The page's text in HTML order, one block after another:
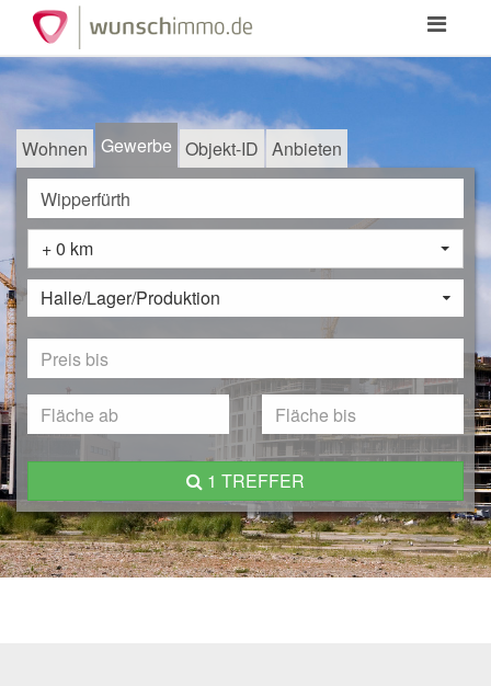
Toggle
Wohnen Gewerbe Objekt-ID Anbieten
+ 0 km
Halle/Lager/Produktion
1 TREFFER